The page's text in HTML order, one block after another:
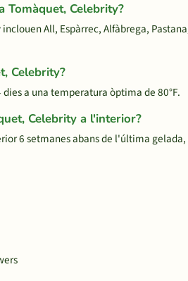
Tomàquet, Celebrity?
All, Espàrrec, Alfàbrega,
Celebrity?
a una temperatura òptima de 80°F.
Celebrity a l'interior?
6 setmanes abans de l'última